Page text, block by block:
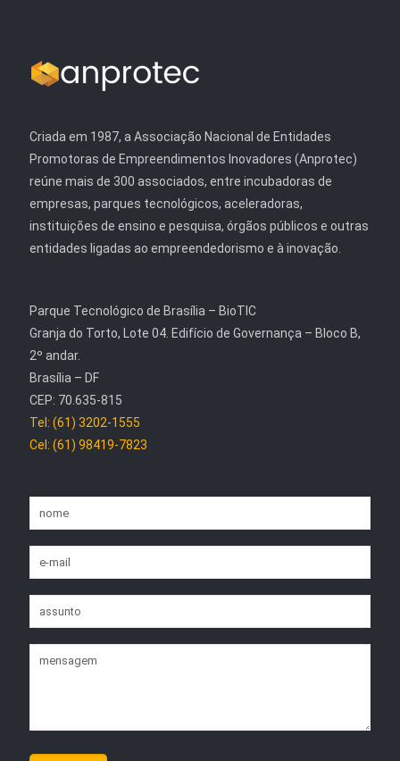
Criada em 1987, a Associação Nacional de Entidades
Promotoras de Empreendimentos Inovadores (Anprotec)
reúne mais de 300 associados, entre incubadoras de
empresas, parques tecnológicos, aceleradoras,
instituições de ensino e pesquisa, órgãos públicos e outras
entidades ligadas ao empreendedorismo e à inovação.
Parque Tecnológico de Brasília – BioTIC
Granja do Torto, Lote 04. Edifício de Governança – Bloco B,
2º andar.
Brasília – DF
CEP: 70.635-815
Tel: (61) 3202-1555
Cel: (61) 98419-7823